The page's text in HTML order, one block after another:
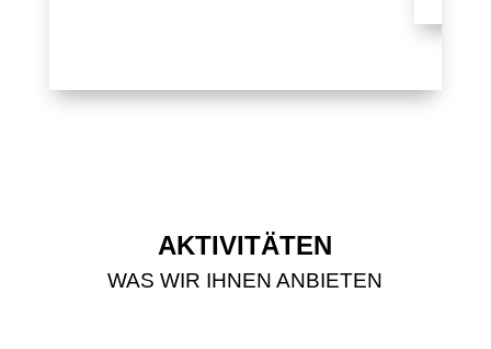
AKTIVITÄTEN
WAS WIR IHNEN ANBIETEN